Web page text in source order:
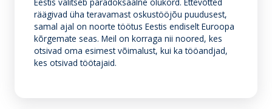
räägivad üha teravamast oskustööjõu puudusest,
samal ajal on noorte töötus Eestis endiselt Euroopa
kõrgemate seas. Meil on korraga nii noored, kes
otsivad oma esimest võimalust, kui ka tööandjad,
kes otsivad töötajaid.